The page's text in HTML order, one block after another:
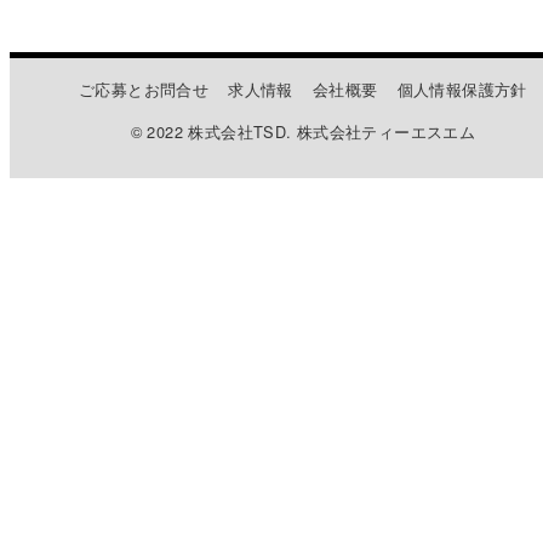
ご応募とお問合せ 求人情報 会社概要
個人情報保護方針
© 2022 株式会社TSD. 株式会社ティーエスエム